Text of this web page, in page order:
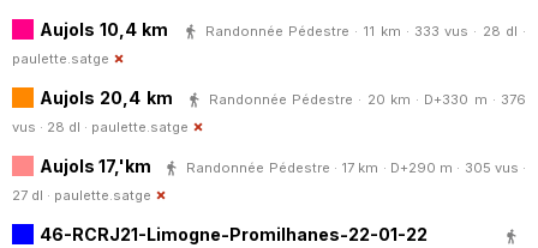
Aujols 10,4 km
Randonnée Pédestre · 11 km · 333 vus · 28 dl ·
paulette.satge
Aujols 20,4 km
Randonnée Pédestre · 20 km · D+330 m · 376
vus · 28 dl · paulette.satge
Aujols 17,'km
Randonnée Pédestre · 17 km · D+290 m · 305 vus ·
27 dl · paulette.satge
46-RCRJ21-Limogne-Promilhanes-22-01-22